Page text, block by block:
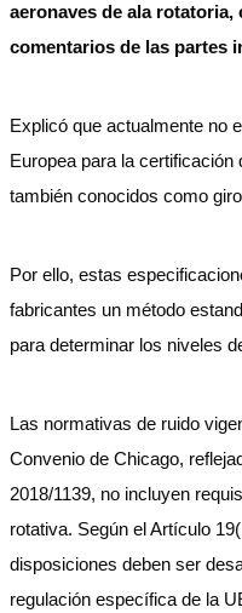
aeronaves de ala
comentarios de las partes
Explicó que actualmente no
Europea para la
también conocidos como
Por ello, estas
fabricantes un método
para determinar los niveles
Las normativas de ruido
Convenio de Chicago,
2018/1139, no incluyen
rotativa. Según el Artículo
disposiciones deben ser
regulación específica de la